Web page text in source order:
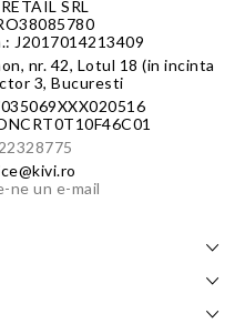
SRL
J2017014213409
nr. 42, Lotul 18 (in incinta
3, Bucuresti
ne un e-mail